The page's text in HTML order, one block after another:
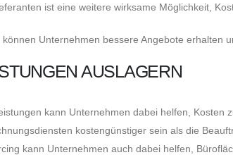
ist eine weitere wirksame Möglichkeit,
Unternehmen bessere Angebote erhalten
AUSLAGERN
kann Unternehmen dabei helfen, Kosten
kostengünstiger sein als die
kann Unternehmen auch dabei helfen,